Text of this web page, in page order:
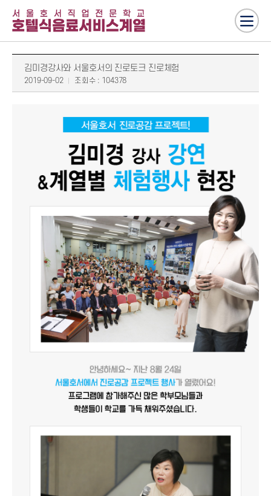
김미경강사와 서울호서의 진로토크 진로체험
2019-09-02 조회수 : 104378